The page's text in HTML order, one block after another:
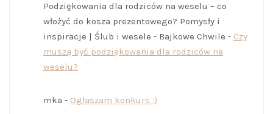
Podziękowania dla rodziców na weselu – co
włożyć do kosza prezentowego? Pomysły i
inspiracje | Ślub i wesele - Bajkowe Chwile - Czy
muszą być podziękowania dla rodziców na
weselu?
mka - Ogłaszam konkurs :)